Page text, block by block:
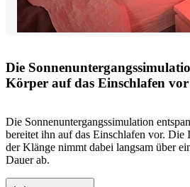
Die
Körper auf das Einschlafen vor
Die Sonnenuntergangssimulation
bereitet ihn auf das Einschlafen vor. Die
der Klänge nimmt dabei langsam über
Dauer ab.